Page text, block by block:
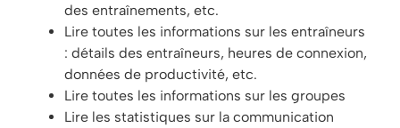
des entraînements, etc.
Lire toutes les informations sur les entraîneurs
: détails des entraîneurs, heures de connexion,
données de productivité, etc.
Lire toutes les informations sur les groupes
Lire les statistiques sur la communication